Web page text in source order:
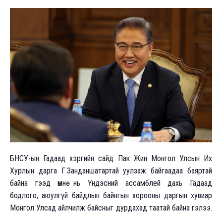
БНСУ-ын Гадаад хэргийн сайд Пак Жин Монгол Улсын Их
Хурлын дарга Г.Занданшатартай уулзаж байгаадаа баяртай
байна гээд өмнө нь Үндэсний ассамблей дахь Гадаад
бодлого, аюулгүй байдлын байнгын хорооны даргын хувиар
Монгол Улсад айлчилж байсныг дурдахад таатай байна гэлээ.